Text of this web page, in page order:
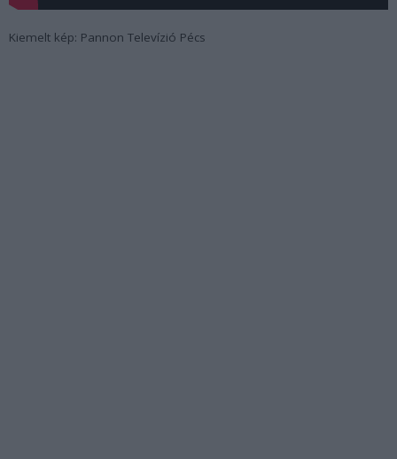
Kiemelt kép: Pannon Televízió Pécs